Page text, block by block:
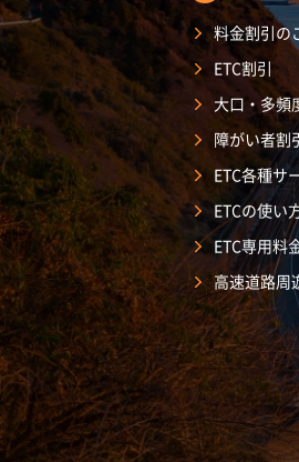
料金割引の
ETC割引
大口・多頻
障がい者割
ETC各種サ
ETCの使い
ETC専用料
高速道路周